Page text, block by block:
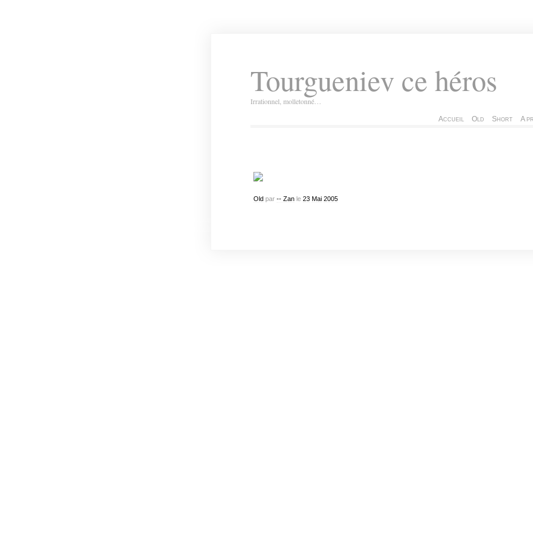
Tourgueniev ce héros
Irrationnel, molletonné…
Accueil Old Short A
Oldpar -- Zanle 23 Mai 2005